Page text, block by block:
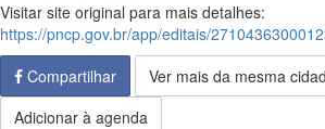
Visitar site original para mais detalhes:
https://pncp.gov.br/app/editais/
Compartilhar
Ver mais da mesma
Adicionar à agenda